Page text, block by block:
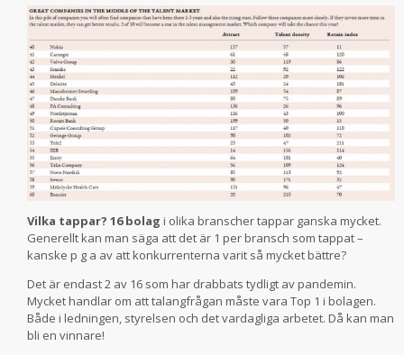
Vilka tappar? 16 bolag i olika branscher tappar ganska mycket.
Generellt kan man säga att det är 1 per bransch som tappat –
kanske p g a av att konkurrenterna varit så mycket bättre?
Det är endast 2 av 16 som har drabbats tydligt av pandemin.
Mycket handlar om att talangfrågan måste vara Top 1 i bolagen.
Både i ledningen, styrelsen och det vardagliga arbetet. Då kan man
bli en vinnare!